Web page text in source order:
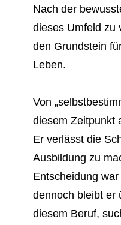
Nach der
dieses Umfeld zu
den Grundstein
Leben.
Von
diesem Zeitpunkt
Er verlässt die
Ausbildung zu
Entscheidung
dennoch bleibt er
diesem Beruf,